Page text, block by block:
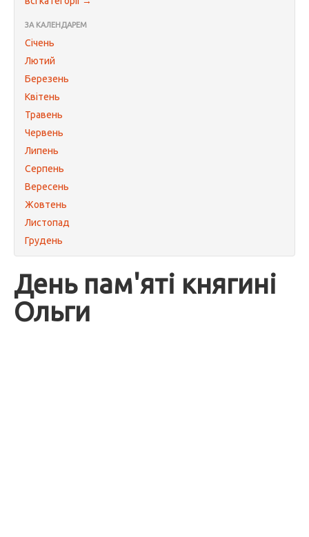
ЗА КАЛЕНДАРЕМ
Січень
Лютий
Березень
Квітень
Травень
Червень
Липень
Серпень
Вересень
Жовтень
Листопад
Грудень
День пам'яті княгині
Ольги